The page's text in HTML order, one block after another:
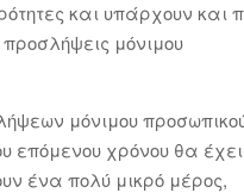
και υπάρχουν και
μόνιμου
μόνιμου
επόμενου χρόνου θα έχει
ένα πολύ μικρό μέρος,